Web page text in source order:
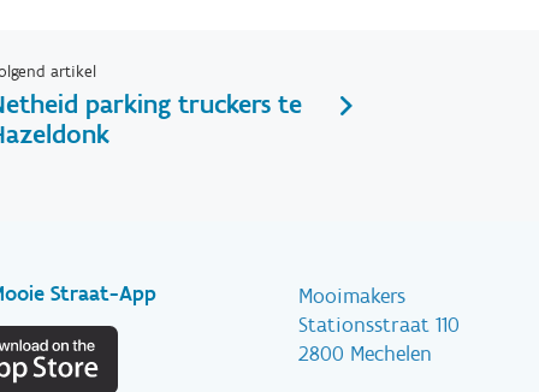
artikel
parking truckers te
Straat-App
Mooimakers
Stationsstraat 110
2800 Mechelen